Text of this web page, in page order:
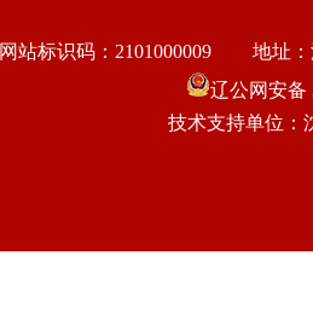
网站标识码：2101000009
地址
辽公网安备
技术支持单位：